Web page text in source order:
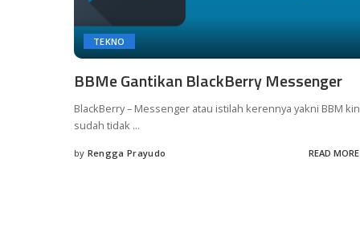
TEKNO
BBMe Gantikan BlackBerry Messenger
BlackBerry – Messenger atau istilah kerennya yakni BBM
sudah tidak ...
Posted
by Rengga Prayudo READ MORE